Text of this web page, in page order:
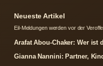
Neueste Artikel
Eil-Meldungen werden vor der
Arafat Abou-Chaker: Wer ist
Gianna Nannini: Partner,